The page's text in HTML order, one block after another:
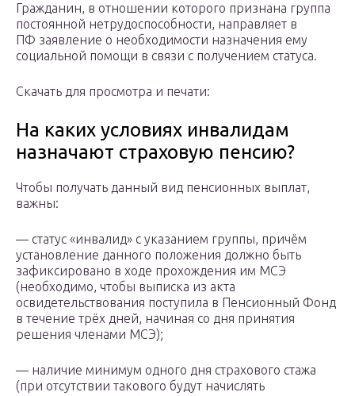
Гражданин, в отношении которого признана группа
постоянной нетрудоспособности, направляет в
ПФ заявление о необходимости назначения ему
социальной помощи в связи с получением статуса.
Скачать для просмотра и печати:
На каких условиях инвалидам
назначают страховую пенсию?
Чтобы получать данный вид пенсионных выплат,
важны:
— статус «инвалид» с указанием группы, причём
установление данного положения должно быть
зафиксировано в ходе прохождения им МСЭ
(необходимо, чтобы выписка из акта
освидетельствования поступила в Пенсионный Фонд
в течение трёх дней, начиная со дня принятия
решения членами МСЭ);
— наличие минимум одного дня страхового стажа
(при отсутствии такового будут начислять